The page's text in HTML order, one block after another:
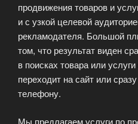
продвижения товаров и
и с узкой целевой
рекламодателя. Большой
том, что результат виден
в поисках товара или
переходит на сайт или
телефону.
Мы предлагаем услуги по